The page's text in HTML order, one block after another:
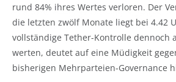
rund 84% ihres Wertes verloren. Der
die letzten zwölf Monate liegt bei 4.42
vollständige Tether-Kontrolle dennoch
werten, deutet auf eine Müdigkeit
bisherigen Mehrparteien-Governance